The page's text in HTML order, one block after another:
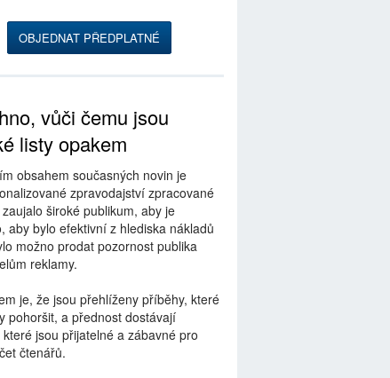
OBJEDNAT PŘEDPLATNÉ
vůči čemu jsou
listy opakem
obsahem současných novin je
zpravodajství zpracované
široké publikum, aby je
aby bylo efektivní z hlediska nákladů
možno prodat pozornost publika
reklamy.
je, že jsou přehlíženy příběhy, které
pohoršit, a přednost dostávají
jsou přijatelné a zábavné pro
čtenářů.